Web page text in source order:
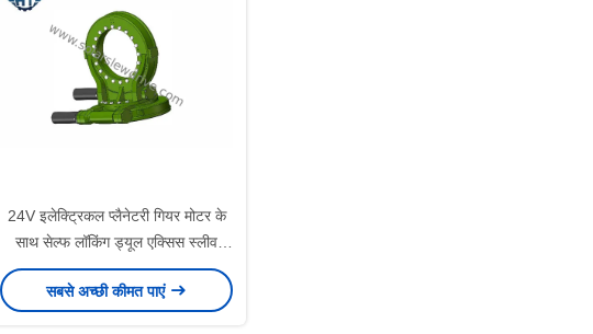
24V इलेक्ट्रिकल प्लैनेटरी गियर मोटर के
साथ सेल्फ लॉकिंग ड्यूल एक्सिस स्लीव
ड्राइव गियर रिड्यूसर
सबसे अच्छी कीमत पाएं